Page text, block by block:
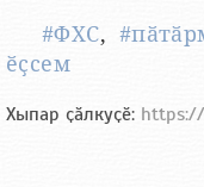
#ФХС,
ӗҫсем
Хыпар ҫӑлкуҫӗ: